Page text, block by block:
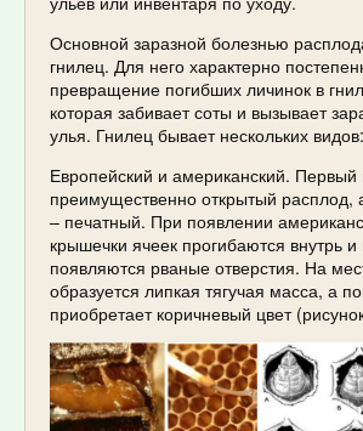
Основной заразной болезнью
гнилец. Для него характерно
превращение погибших личинок в
которая забивает соты и вызывает
улья. Гнилец бывает нескольких видов:
Европейский и американский. Первый
преимущественно открытый расплод,
– печатный. При появлении
крышечки ячеек прогибаются внутрь
появляются рваные отверстия. На
образуется липкая тягучая масса, а
приобретает коричневый цвет